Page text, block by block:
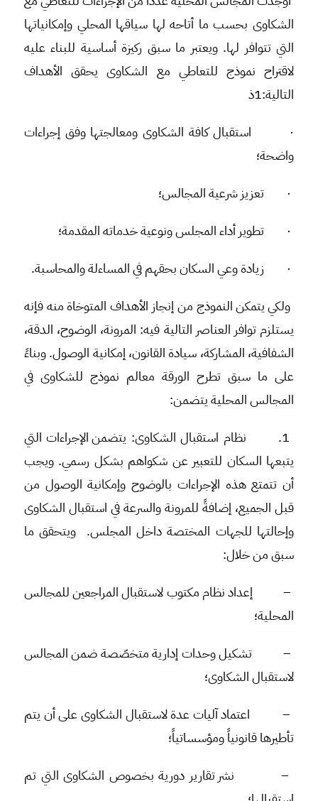
الشكاوى بحسب ما أتاحه لها سياقها المحلي وإمكانياتها
التي تتوافر لها. ويعتبر ما سبق ركيزة أساسية للبناء عليه
لاقتراح نموذج للتعاطي مع الشكاوى يحقق الأهداف
التالية:1ذ
· استقبال كافة الشكاوى ومعالجتها وفق إجراءات
واضحة؛
· تعزيز شرعية المجالس؛
· تطوير أداء المجلس ونوعية خدماته المقدمة؛
· زيادة وعي السكان بحقهم في المساءلة والمحاسبة.
ولكي يتمكن النموذج من إنجاز الأهداف المتوخاة منه فإنه
يستلزم توافر العناصر التالية فيه: المرونة، الوضوح، الدقة،
الشفافية، المشاركة، سيادة القانون، إمكانية الوصول. وبناءً
على ما سبق تطرح الورقة معالم نموذج للشكاوى في
المجالس المحلية يتضمن:
نظام استقبال الشكاوى: يتضمن الإجراءات التي
يتبعها السكان للتعبير عن شكواهم بشكل رسمي. ويجب
أن تتمتع هذه الإجراءات بالوضوح وإمكانية الوصول من
قبل الجميع، إضافةً للمرونة والسرعة في استقبال الشكاوى
وإحالتها للجهات المختصة داخل المجلس. ويتحقق ما
سبق من خلال:
– إعداد نظام مكتوب لاستقبال المراجعين للمجالس
المحلية؛
–تشكيل وحدات إدارية متخصّصة ضمن المجالس
لاستقبال الشكاوى؛
– اعتماد آليات عدة لاستقبال الشكاوى على أن يتم
تأطيرها قانونياً ومؤسساتياً؛
– نشر تقارير دورية بخصوص الشكاوى التي تم